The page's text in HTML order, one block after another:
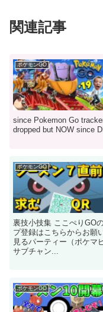
関連記事
ポケモンGO
since Pokemon Go
dropped but NOW since
ポケモンGO
裏技小技集 ここぺりGO
プ登録はこちらからお願
見るパーティー（ポケマ
サブチャン...
ポケモンGO